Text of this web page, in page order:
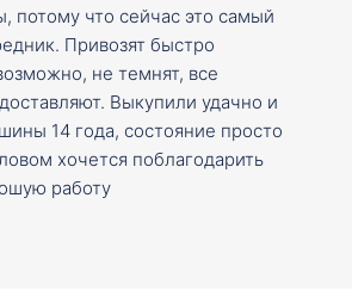
потому что сейчас это самый
Привозят быстро
не темнят, все
Выкупили удачно и
14 года, состояние просто
хочется поблагодарить
работу